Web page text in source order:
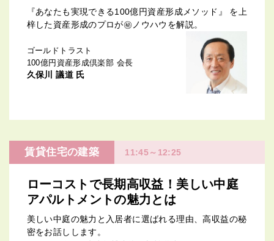
『あなたも実現できる100億円資産形成メソッド』 を上
梓した資産形成のプロが㊙ノウハウを解説。
ゴールドトラスト
100億円資産形成倶楽部 会長
久保川 議道 氏
賃貸住宅の建築 11:45～12:25
ローコストで長期高収益！美しい中庭
アパルトメントの魅力とは
美しい中庭の魅力と入居者に選ばれる理由、高収益の秘
密をお話しします。